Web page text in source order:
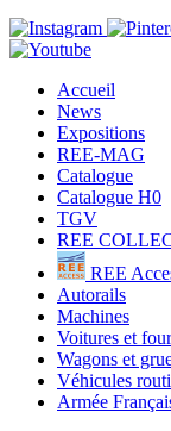
Accueil
News
Expositions
REE-MAG
Catalogue
Catalogue H0
TGV
REE
REE
Autorails
Machines
Voitures et
Wagons et
Véhicules
Armée